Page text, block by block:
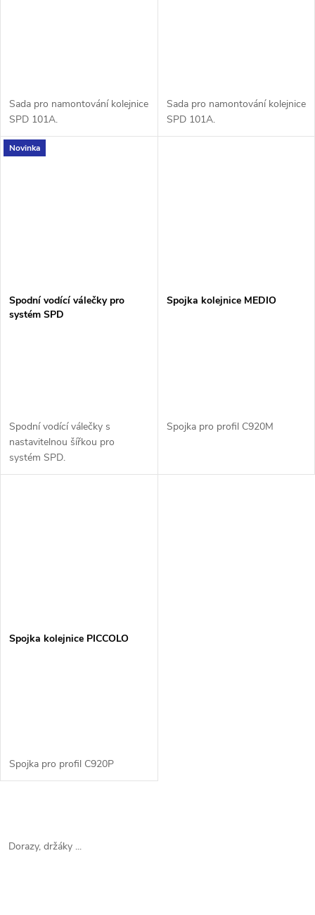
Sada pro namontování kolejnice
SPD 101A.
Sada pro namontování kolejnice
SPD 101A.
Novinka
Spodní vodící válečky pro
systém SPD
Spodní vodící válečky s
nastavitelnou šířkou pro
systém SPD.
Spojka kolejnice MEDIO
Spojka pro profil C920M
Spojka kolejnice PICCOLO
Spojka pro profil C920P
v
Dorazy, držáky ...